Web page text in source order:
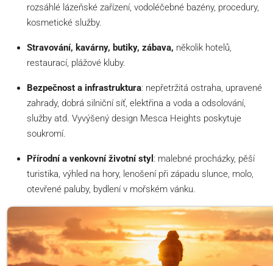
rozsáhlé lázeňské zařízení, vodoléčebné bazény, procedury,
kosmetické služby.
Stravování, kavárny, butiky, zábava, několik hotelů,
restaurací, plážové kluby.
Bezpečnost a infrastruktura: nepřetržitá ostraha, upravené
zahrady, dobrá silniční síť, elektřina a voda a odsolování,
služby atd. Vyvýšený design Mesca Heights poskytuje
soukromí.
Přírodní a venkovní životní styl : malebné procházky, pěší
turistika, výhled na hory, lenošení při západu slunce, molo,
otevřené paluby, bydlení v mořském vánku.